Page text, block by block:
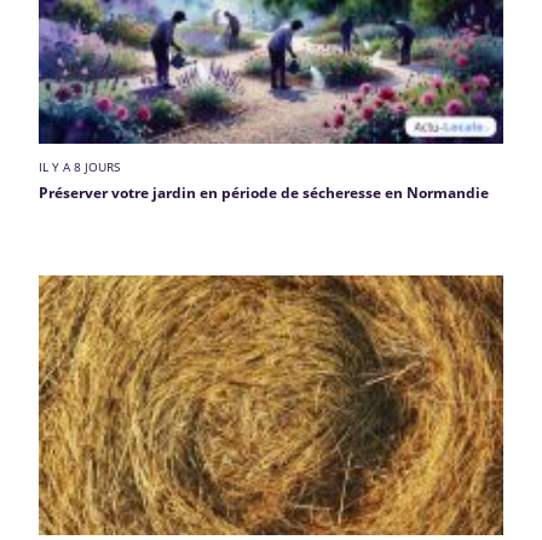
IL Y A 8 JOURS
Préserver votre jardin en période de sécheresse en Normandie